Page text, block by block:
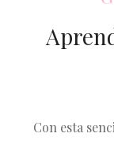
Con esta